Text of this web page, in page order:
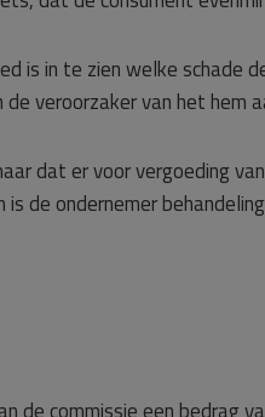
is in te zien welke schade
veroorzaker van het hem
dat er voor vergoeding
de ondernemer